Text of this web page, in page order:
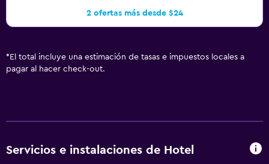
2 ofertas más desde $24
* El total incluye una estimación de tasas e impuestos locales a
pagar al hacer check-out.
Servicios e instalaciones de Hotel